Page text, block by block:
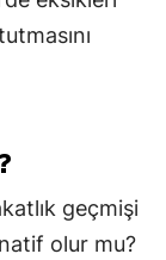
geçmişi
olur mu?